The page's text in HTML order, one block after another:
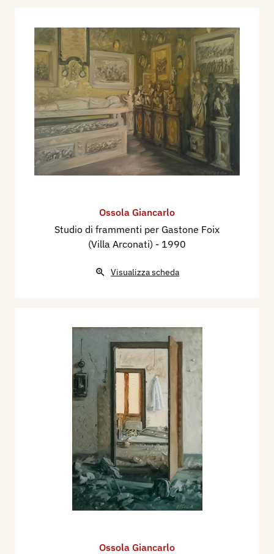
Ossola Giancarlo
Studio di frammenti per Gastone Foix
(Villa Arconati) - 1990
Visualizza scheda
Ossola Giancarlo